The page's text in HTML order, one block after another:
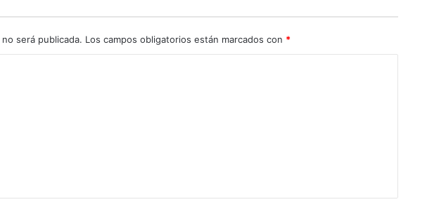
será publicada. Los campos obligatorios están marcados con *